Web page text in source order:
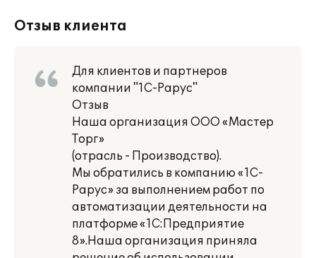
Отзыв клиента
Для клиентов и партнеров
компании "1С-Рарус"
Отзыв
Наша организация ООО «Мастер
Торг»
(отрасль - Производство).
Мы обратились в компанию «1С-
Рарус» за выполнением работ по
автоматизации деятельности на
платформе «1С:Предприятие
8».Наша организация приняла